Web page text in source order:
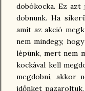
dobókocka. Ez azt
dobnunk. Ha
amit az akció
nem mindegy,
lépünk, mert nem
kockával kell
megdobni, akkor
időnket